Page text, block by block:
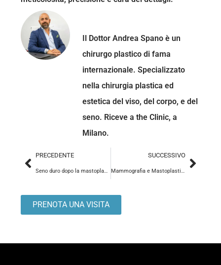
Il Dottor Andrea Spano è un
chirurgo plastico di fama
internazionale. Specializzato
nella chirurgia plastica ed
estetica del viso, del corpo, e del
seno. Riceve a the Clinic, a
Milano.
PRECEDENTE
Seno duro dopo la mastoplastica additiva
SUCCESSIVO
Mammografia e Mastoplastica Additiva
PRENOTA UNA VISITA